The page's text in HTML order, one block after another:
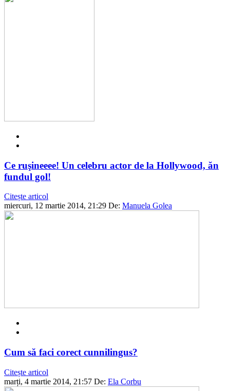
Ce ruşineeee! Un celebru actor de la Hollywood, ăn
fundul gol!
Citește articol
miercuri, 12 martie 2014, 21:29 De: Manuela Golea
Cum să faci corect cunnilingus?
Citește articol
marți, 4 martie 2014, 21:57 De: Ela Corbu